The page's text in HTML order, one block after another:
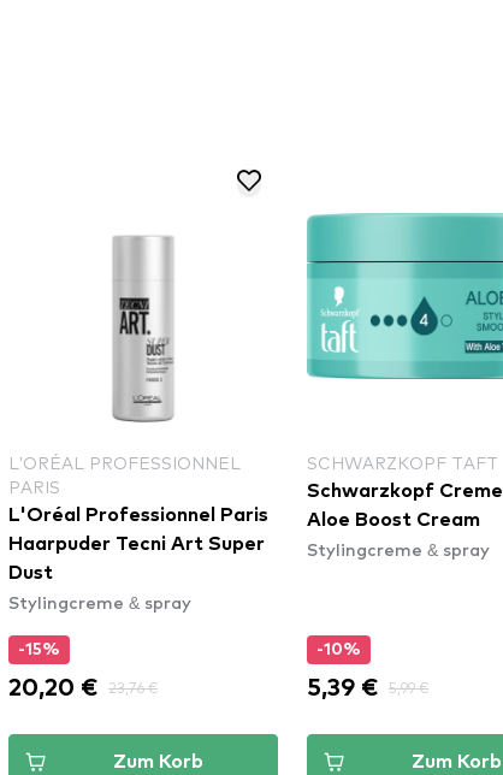
L'ORÉAL PROFESSIONNEL
PARIS
L'Oréal Professionnel Paris
Haarpuder Tecni Art Super
Dust
Stylingcreme & spray
-15%
20,20 € 23,76 €
Zum Korb
SCHWARZKOPF TAFT
Schwarzkopf
Aloe Boost Cream
Stylingcreme & spray
-10%
5,39 € 5,99 €
Zum Korb